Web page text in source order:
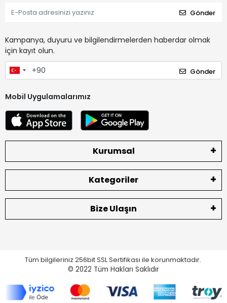
Gönder
Kampanya, duyuru ve bilgilendirmelerden haberdar olmak
için kayıt olun.
Gönder
Mobil Uygulamalarımız
Kurumsal
Kategoriler
Bize Ulaşın
Tüm bilgileriniz 256bit SSL Sertifikası ile korunmaktadır.
© 2022 Tüm Hakları Saklıdır